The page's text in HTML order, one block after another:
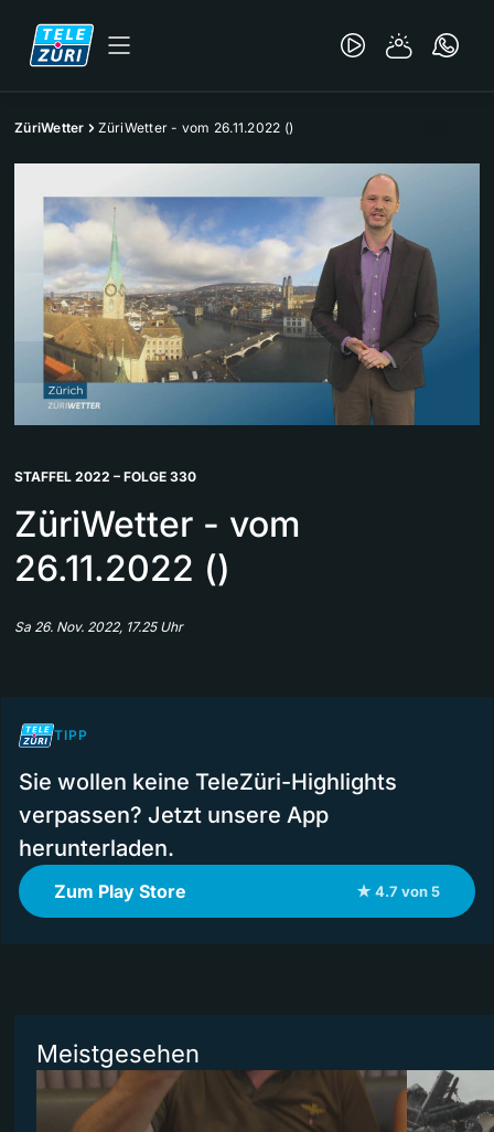
ZüriWetter ZüriWetter - vom 26.11.2022 ()
STAFFEL 2022 – FOLGE 330
ZüriWetter - vom
26.11.2022 ()
Sa 26. Nov. 2022, 17.25 Uhr
TIPP
Sie wollen keine TeleZüri-Highlights
verpassen? Jetzt unsere App
herunterladen.
Zum Play Store ★ 4.7 von 5
Meistgesehen